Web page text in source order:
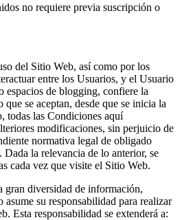
no requiere previa suscripción o
del Sitio Web, así como por los
entre los Usuarios, y el Usuario
espacios de blogging, confiere la
se aceptan, desde que se inicia la
todas las Condiciones aquí
modificaciones, sin perjuicio de
normativa legal de obligado
la relevancia de lo anterior, se
cada vez que visite el Sitio Web.
diversidad de información,
su responsabilidad para realizar
Esta responsabilidad se extenderá a: